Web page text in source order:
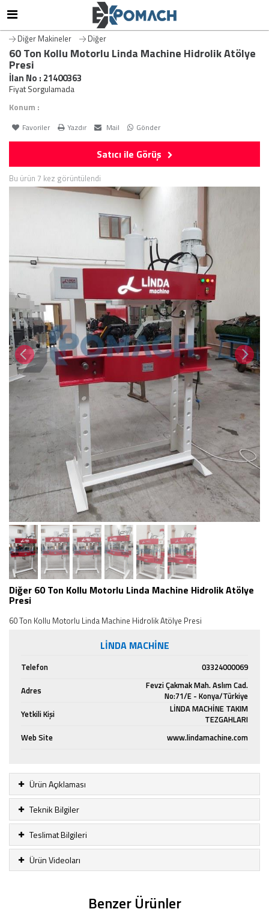
Diğer Makineler Diğer
60 Ton Kollu Motorlu Linda Machine Hidrolik Atölye
Presi
İlan No : 21400363
Fiyat Sorgulamada
Konum :
Favoriler Yazdır Mail Gönder
Satıcı ile Görüş
Bu ürün 7 kez görüntülendi
Diğer 60 Ton Kollu Motorlu Linda Machine Hidrolik Atölye
Presi
60 Ton Kollu Motorlu Linda Machine Hidrolik Atölye Presi
LİNDA MACHİNE
Telefon
03324000069
Adres
Fevzi Çakmak Mah. Aslım Cad.
No:71/E - Konya/Türkiye
Yetkili Kişi
LİNDA MACHİNE TAKIM
TEZGAHLARI
Web Site
www.lindamachine.com
Ürün Açıklaması
Teknik Bilgiler
Teslimat Bilgileri
Ürün Videoları
Benzer Ürünler